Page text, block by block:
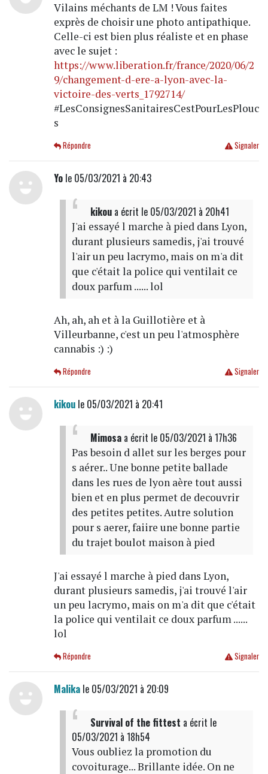
Vilains méchants de LM ! Vous faites
exprès de choisir une photo antipathique.
Celle-ci est bien plus réaliste et en phase
avec le sujet :
https://www.liberation.fr/france/2020/06/2
9/changement-d-ere-a-lyon-avec-la-
victoire-des-verts_1792714/
#LesConsignesSanitairesCestPourLesPlouc
s
Signaler
Répondre
Yole 05/03/2021 à 20:43
kikoua écrit le 05/03/2021 à 20h41
J'ai essayé l marche à pied dans Lyon,
durant plusieurs samedis, j'ai trouvé
l'air un peu lacrymo, mais on m'a dit
que c'était la police qui ventilait ce
doux parfum ...... lol
Ah, ah, ah et à la Guillotière et à
Villeurbanne, c'est un peu l'atmosphère
cannabis :) :)
Signaler
Répondre
kikoule 05/03/2021 à 20:41
Mimosaa écrit le 05/03/2021 à 17h36
Pas besoin d allet sur les berges pour
s aérer.. Une bonne petite ballade
dans les rues de lyon aère tout aussi
bien et en plus permet de decouvrir
des petites petites. Autre solution
pour s aerer, faiire une bonne partie
du trajet boulot maison à pied
J'ai essayé l marche à pied dans Lyon,
durant plusieurs samedis, j'ai trouvé l'air
un peu lacrymo, mais on m'a dit que c'était
la police qui ventilait ce doux parfum ......
lol
Signaler
Répondre
Malikale 05/03/2021 à 20:09
Survival of the fittest a écrit le
05/03/2021 à 18h54
Vous oubliez la promotion du
covoiturage... Brillante idée. On ne